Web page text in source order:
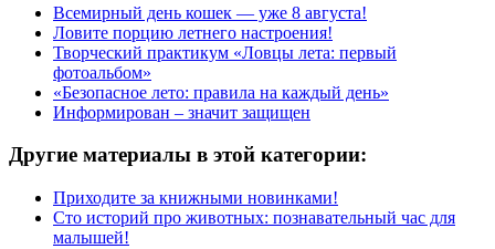
Всемирный день кошек — уже 8 августа!
Ловите порцию летнего настроения!
Творческий практикум «Ловцы лета: первый
фотоальбом»
«Безопасное лето: правила на каждый день»
Информирован – значит защищен
Другие материалы в этой категории:
Приходите за книжными новинками!
Сто историй про животных: познавательный час для
малышей!